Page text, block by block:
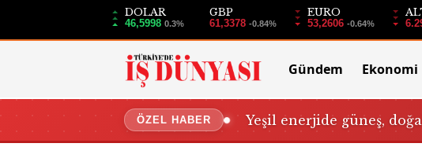
DOLAR
46,5998 0.3%
GBP
61,3378 -0.84%
EURO
53,2606 -0.64%
Gündem Ekonomi
ÖZEL HABER Yeşil enerjide güneş,